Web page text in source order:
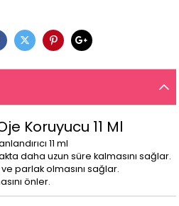
Koruyucu 11 Ml
11 ml
daha uzun süre kalmasını sağlar.
parlak olmasını sağlar.
önler.